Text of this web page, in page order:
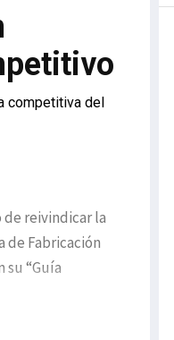
competitiva del
de reivindicar la
Fabricación
su “Guía